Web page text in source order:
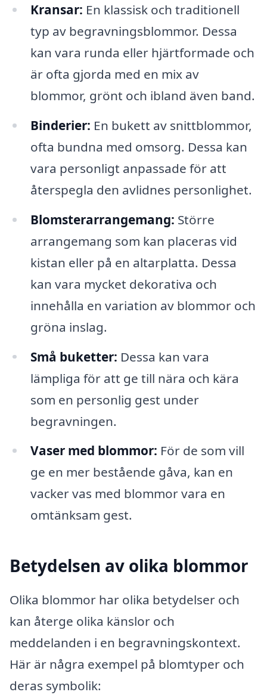
Kransar: En klassisk och traditionell
typ av begravningsblommor. Dessa
kan vara runda eller hjärtformade och
är ofta gjorda med en mix av
blommor, grönt och ibland även band.
Binderier: En bukett av snittblommor,
ofta bundna med omsorg. Dessa kan
vara personligt anpassade för att
återspegla den avlidnes personlighet.
Blomsterarrangemang: Större
arrangemang som kan placeras vid
kistan eller på en altarplatta. Dessa
kan vara mycket dekorativa och
innehålla en variation av blommor och
gröna inslag.
Små buketter: Dessa kan vara
lämpliga för att ge till nära och kära
som en personlig gest under
begravningen.
Vaser med blommor: För de som vill
ge en mer bestående gåva, kan en
vacker vas med blommor vara en
omtänksam gest.
Betydelsen av olika blommor
Olika blommor har olika betydelser och
kan återge olika känslor och
meddelanden i en begravningskontext.
Här är några exempel på blomtyper och
deras symbolik: